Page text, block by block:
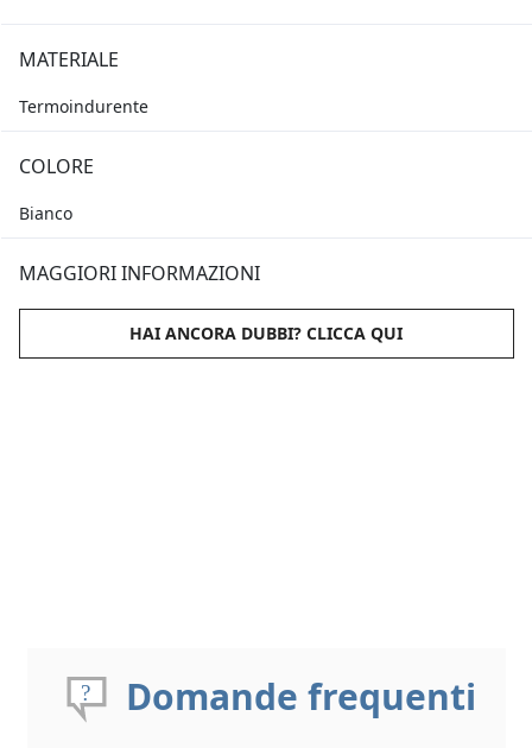
MATERIALE
Termoindurente
COLORE
Bianco
MAGGIORI INFORMAZIONI
HAI ANCORA DUBBI? CLICCA QUI
Domande frequenti